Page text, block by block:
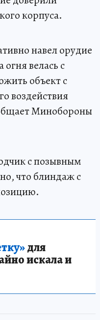
корпуса.
навел орудие
велась с
объект с
воздействия
Минобороны
с позывным
что блиндаж с
для
искала и